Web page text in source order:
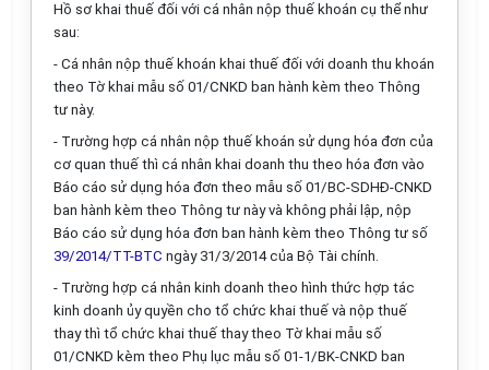
Hồ sơ khai thuế đối với cá nhân nộp thuế khoán cụ thể như
sau:
- Cá nhân nộp thuế khoán khai thuế đối với doanh thu khoán
theo Tờ khai mẫu số 01/CNKD ban hành kèm theo Thông
tư này.
- Trường hợp cá nhân nộp thuế khoán sử dụng hóa đơn của
cơ quan thuế thì cá nhân khai doanh thu theo hóa đơn vào
Báo cáo sử dụng hóa đơn theo mẫu số 01/BC-SDHĐ-CNKD
ban hành kèm theo Thông tư này và không phải lập, nộp
Báo cáo sử dụng hóa đơn ban hành kèm theo Thông tư số
39/2014/TT-BTC ngày 31/3/2014 của Bộ Tài chính.
- Trường hợp cá nhân kinh doanh theo hình thức hợp tác
kinh doanh ủy quyền cho tổ chức khai thuế và nộp thuế
thaythì tổ chức khai thuế thay theo Tờ khai mẫu số
01/CNKD kèm theo Phụ lục mẫu số 01-1/BK-CNKD ban